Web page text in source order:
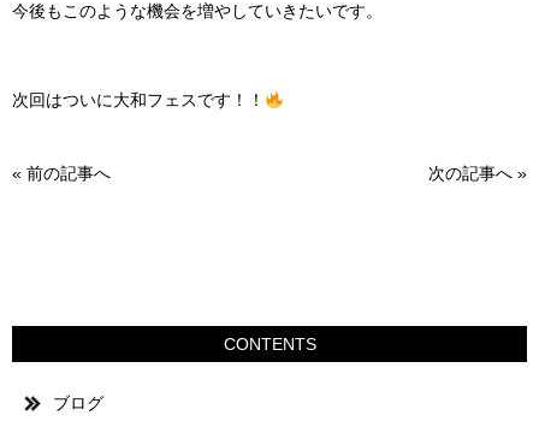
今後もこのような機会を増やしていきたいです。
次回はついに大和フェスです！！
« 前の記事へ 次の記事へ »
CONTENTS
ブログ